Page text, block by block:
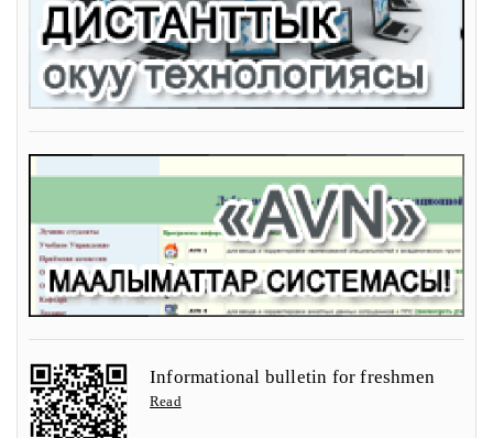
Informational bulletin for freshmen
Read